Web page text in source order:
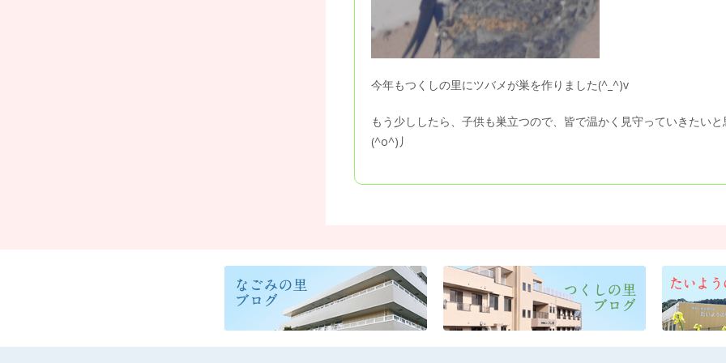
今年もつくしの里にツバメが巣を作りました(^_^)v
もう少ししたら、子供も巣立つので、皆で温かく見守っていきたい
(^o^)丿